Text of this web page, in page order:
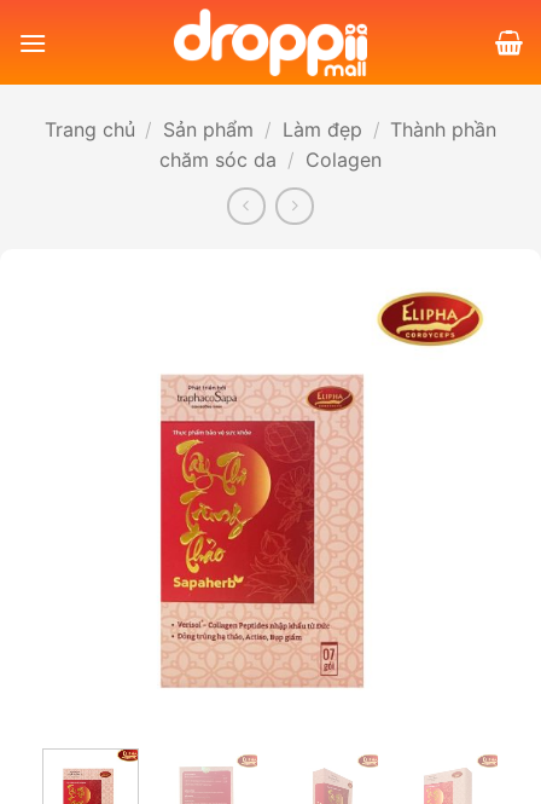
qua
Trang chủ / Sản phẩm / Làm đẹp / Thành phần
chăm sóc da / Colagen